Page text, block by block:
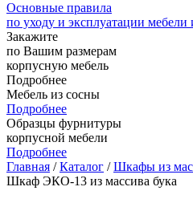
Основные правила
по уходу и эксплуатации мебели
Закажите
по Вашим размерам
корпусную мебель
Подробнее
Мебель из сосны
Подробнее
Образцы фурнитуры
корпусной мебели
Подробнее
Главная /Каталог /Шкафы из
Шкаф ЭКО-13 из массива бука